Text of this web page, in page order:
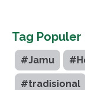
Tag Populer
#Jamu
#tradisional